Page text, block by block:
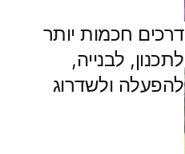
דרכים חכמות יותר
לתכנון, לבנייה,
להפעלה ולשדרוג